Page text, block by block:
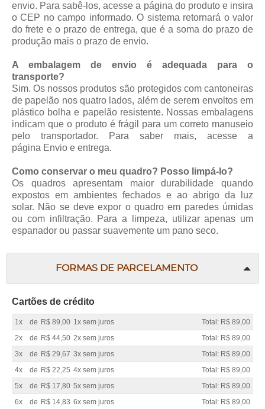
envio. Para sabê-los, acesse a página do produto e insira
o CEP no campo informado. O sistema retornará o valor
do frete e o prazo de entrega, que é a soma do prazo de
produção mais o prazo de envio.
A embalagem de envio é adequada para o
transporte?
Sim. Os nossos produtos são protegidos com cantoneiras
de papelão nos quatro lados, além de serem envoltos em
plástico bolha e papelão resistente. Nossas embalagens
indicam que o produto é frágil para um correto manuseio
pelo transportador. Para saber mais, acesse a
página Envio e entrega.
Como conservar o meu quadro? Posso limpá-lo?
Os quadros apresentam maior durabilidade quando
expostos em ambientes fechados e ao abrigo da luz
solar. Não se deve expor o quadro em paredes úmidas
ou com infiltração. Para a limpeza, utilizar apenas um
espanador ou passar suavemente um pano seco.
FORMAS DE PARCELAMENTO
Cartões de crédito
1x de R$ 89,00 1x sem juros
Total: R$ 89,00
2x
de R$ 44,50 2x sem juros
Total: R$ 89,00
3x
de R$ 29,67 3x sem juros
Total: R$ 89,00
4x
de R$ 22,25 4x sem juros
Total: R$ 89,00
5x
de R$ 17,80 5x sem juros
Total: R$ 89,00
6x
de R$ 14,83 6x sem juros
Total: R$ 89,00